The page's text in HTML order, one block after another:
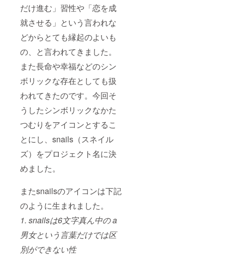
だけ進む」習性や「恋を成
就させる」という言われな
どからとても縁起のよいも
の、と言われてきました。
また長命や幸福などのシン
ボリックな存在としても扱
われてきたのです。今回そ
うしたシンボリックなかた
つむりをアイコンとするこ
とにし、snails（スネイル
ズ）をプロジェクト名に決
めました。
またsnailsのアイコンは下記
のように生まれました。
1. snailsは6文字真ん中の a
男女という言葉だけでは区
別ができない性